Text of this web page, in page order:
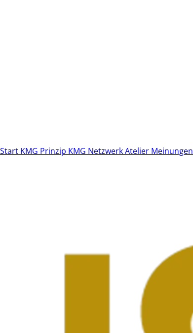
Start KMG Prinzip KMG NetzwerkAtelier Meinungen